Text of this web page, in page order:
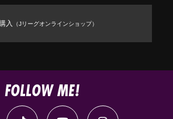
入 （Jリーグオンラインショップ）
FOLLOW ME!